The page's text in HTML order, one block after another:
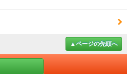
▲ページの先頭へ